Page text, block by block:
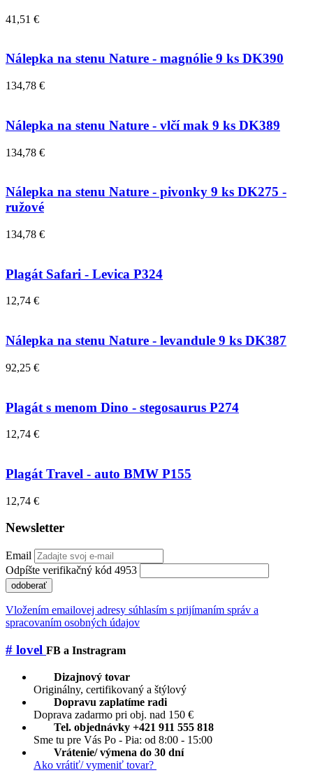
41,51 €
Nálepka na stenu Nature - magnólie 9 ks DK390
134,78 €
Nálepka na stenu Nature - vlčí mak 9 ks DK389
134,78 €
Nálepka na stenu Nature - pivonky 9 ks DK275 -
ružové
134,78 €
Plagát Safari - Levica P324
12,74 €
Nálepka na stenu Nature - levandule 9 ks DK387
92,25 €
Plagát s menom Dino - stegosaurus P274
12,74 €
Plagát Travel - auto BMW P155
12,74 €
Newsletter
Email
Odpíšte verifikačný kód 4953
odoberať
Vložením emailovej adresy súhlasím s prijímaním správ a
spracovaním osobných údajov
# lovel FB a Instragram
Dizajnový tovar
Originálny, certifikovaný a štýlový
Dopravu zaplatíme radi
Doprava zadarmo pri obj. nad 150 €
Tel. objednávky +421 911 555 818
Sme tu pre Vás Po - Pia: od 8:00 - 15:00
Vrátenie/ výmena do 30 dní
Ako vrátiť/ vymeniť tovar?